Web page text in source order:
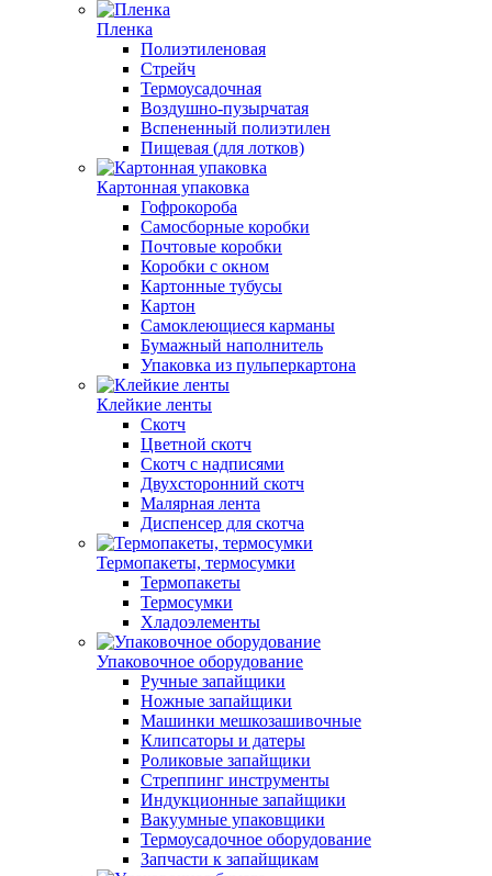
Пленка
Полиэтиленовая
Стрейч
Термоусадочная
Воздушно-пузырчатая
Вспененный полиэтилен
Пищевая (для лотков)
Картонная упаковка
Гофрокороба
Самосборные коробки
Почтовые коробки
Коробки с окном
Картонные тубусы
Картон
Самоклеющиеся карманы
Бумажный наполнитель
Упаковка из пульперкартона
Клейкие ленты
Скотч
Цветной скотч
Скотч с надписями
Двухсторонний скотч
Малярная лента
Диспенсер для скотча
Термопакеты, термосумки
Термопакеты
Термосумки
Хладоэлементы
Упаковочное оборудование
Ручные запайщики
Ножные запайщики
Машинки мешкозашивочные
Клипсаторы и датеры
Роликовые запайщики
Стреппинг инструменты
Индукционные запайщики
Вакуумные упаковщики
Термоусадочное оборудование
Запчасти к запайщикам